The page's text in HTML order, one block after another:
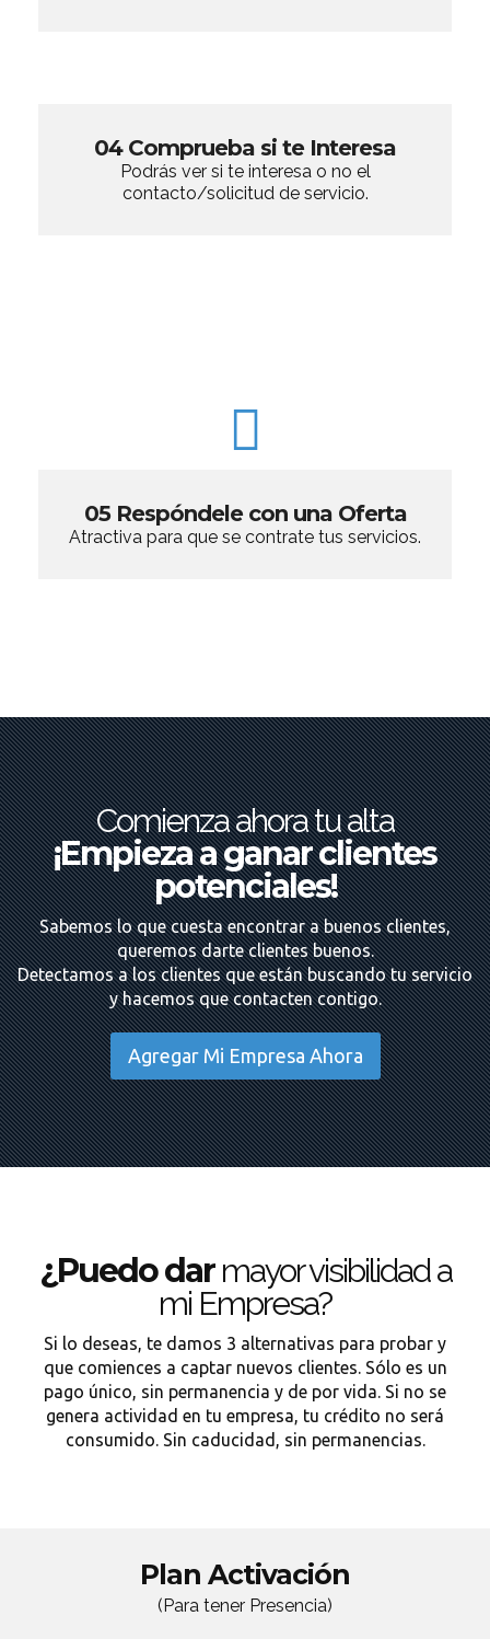
04 Comprueba si te Interesa
Podrás ver si te interesa o no el
contacto/solicitud de servicio.
05 Respóndele con una Oferta
Atractiva para que se contrate tus servicios.
Comienza ahora tu alta
¡Empieza a ganar clientes
potenciales!
Sabemos lo que cuesta encontrar a buenos clientes,
queremos darte clientes buenos.
Detectamos a los clientes que están buscando tu servicio
y hacemos que contacten contigo.
Agregar Mi Empresa Ahora
¿Puedo dar mayor visibilidad a
mi Empresa?
Si lo deseas, te damos 3 alternativas para probar y
que comiences a captar nuevos clientes. Sólo es un
pago único, sin permanencia y de por vida. Si no se
genera actividad en tu empresa, tu crédito no será
consumido. Sin caducidad, sin permanencias.
Plan Activación
(Para tener Presencia)